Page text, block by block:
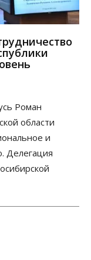
Роман
области
и
Делегация